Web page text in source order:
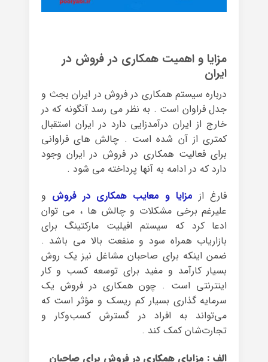
مزایا و اهمیت همکاری در فروش در
ایران
درباره سیستم همکاری در فروش در ایران بجث و
جدل فراوان است . به نظر می رسد آنگونه که در
خارج از ایران درآمدزایی دارد در ایران استقبال
کمتری از آن شده است . چالش های فراوانی
برای فعالیت همکاری در فروش در ایران وجود
دارد که در ادامه به آنها پرداخته می شود .
فارغ از مزایا و معایب همکاری در فروش و
علیرغم برخی مشکلات و چالش ها ، می توان
ادعا کرد که سیستم افیلیت مارکتینگ برای
بازاریاب همراه سود و منفعت بالا می باشد .
ضمن اینکه برای صاحبان مشاغل نیز یک روش
بسیار کارآمد و مفید برای توسعه کسب و کار
اینترنتی است . چون همکاری در فروش یک
سرمایه گذاری بسیار کم ریسک و مؤثر است که
می‌تواند به افراد در گسترش کسب‌وکار و
تجارت‌شان کمک کند .
الف : مزایای همکاری در فروش برای صاحبان